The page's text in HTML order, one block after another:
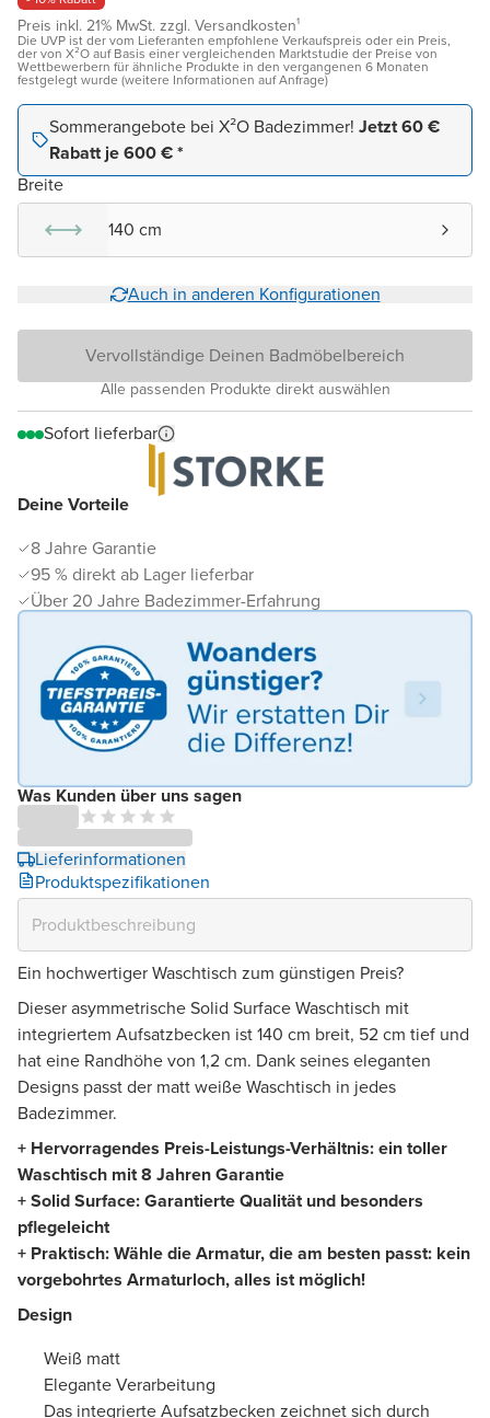
Deine Vorteile
8 Jahre Garantie
95 % direkt ab Lager lieferbar
Über 20 Jahre Badezimmer-Erfahrung
Was Kunden über uns sagen
Lieferinformationen
Produktspezifikationen
Preis inkl. 21% MwSt. zzgl. Versandkosten¹
Die UVP ist der vom Lieferanten empfohlene Verkaufspreis oder ein Preis,
der von X²O auf Basis einer vergleichenden Marktstudie der Preise von
Wettbewerbern für ähnliche Produkte in den vergangenen 6 Monaten
festgelegt wurde (weitere Informationen auf Anfrage)
Sommerangebote bei X²O Badezimmer! Jetzt 60 €
Rabatt je 600 € *
Breite
140 cm
Auch in anderen Konfigurationen
Vervollständige Deinen Badmöbelbereich
Alle passenden Produkte direkt auswählen
Sofort lieferbar
Ein hochwertiger Waschtisch zum günstigen Preis?
Dieser asymmetrische Solid Surface Waschtisch mit
integriertem Aufsatzbecken ist 140 cm breit, 52 cm tief und
hat eine Randhöhe von 1,2 cm. Dank seines eleganten
Designs passt der matt weiße Waschtisch in jedes
Badezimmer.
+ Hervorragendes Preis-Leistungs-Verhältnis: ein toller
Waschtisch mit 8 Jahren Garantie
+ Solid Surface: Garantierte Qualität und besonders
pflegeleicht
+ Praktisch: Wähle die Armatur, die am besten passt: kein
vorgebohrtes Armaturloch, alles ist möglich!
Design
Weiß matt
Elegante Verarbeitung
Das integrierte Aufsatzbecken zeichnet sich durch